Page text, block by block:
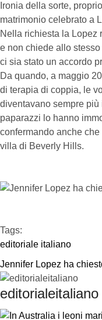
Ironia della sorte,
matrimonio celebrato a
Nella richiesta la Lopez
e non chiede allo
ci sia stato un accordo
Da quando, a maggio
di terapia di coppia, le
diventavano sempre
paparazzi lo hanno
confermando anche
villa di Beverly Hills.
Tags:
editoriale italiano
Jennifer Lopez ha
editorialeitaliano